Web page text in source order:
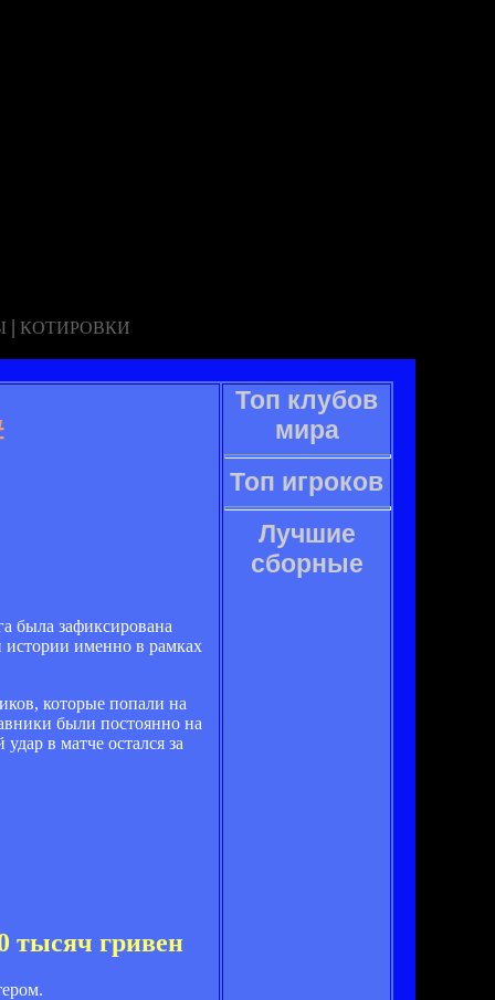
| КОТИРОВКИ
была зафиксирована
истории именно в рамках
которые попали на
были постоянно на
в матче остался за
тысяч гривен
Топ клубов
мира
Топ игроков
Лучшие
сборные